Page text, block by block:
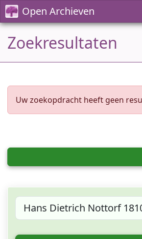
Open Archieven
Zoekresultaten
Uw zoekopdracht heeft geen